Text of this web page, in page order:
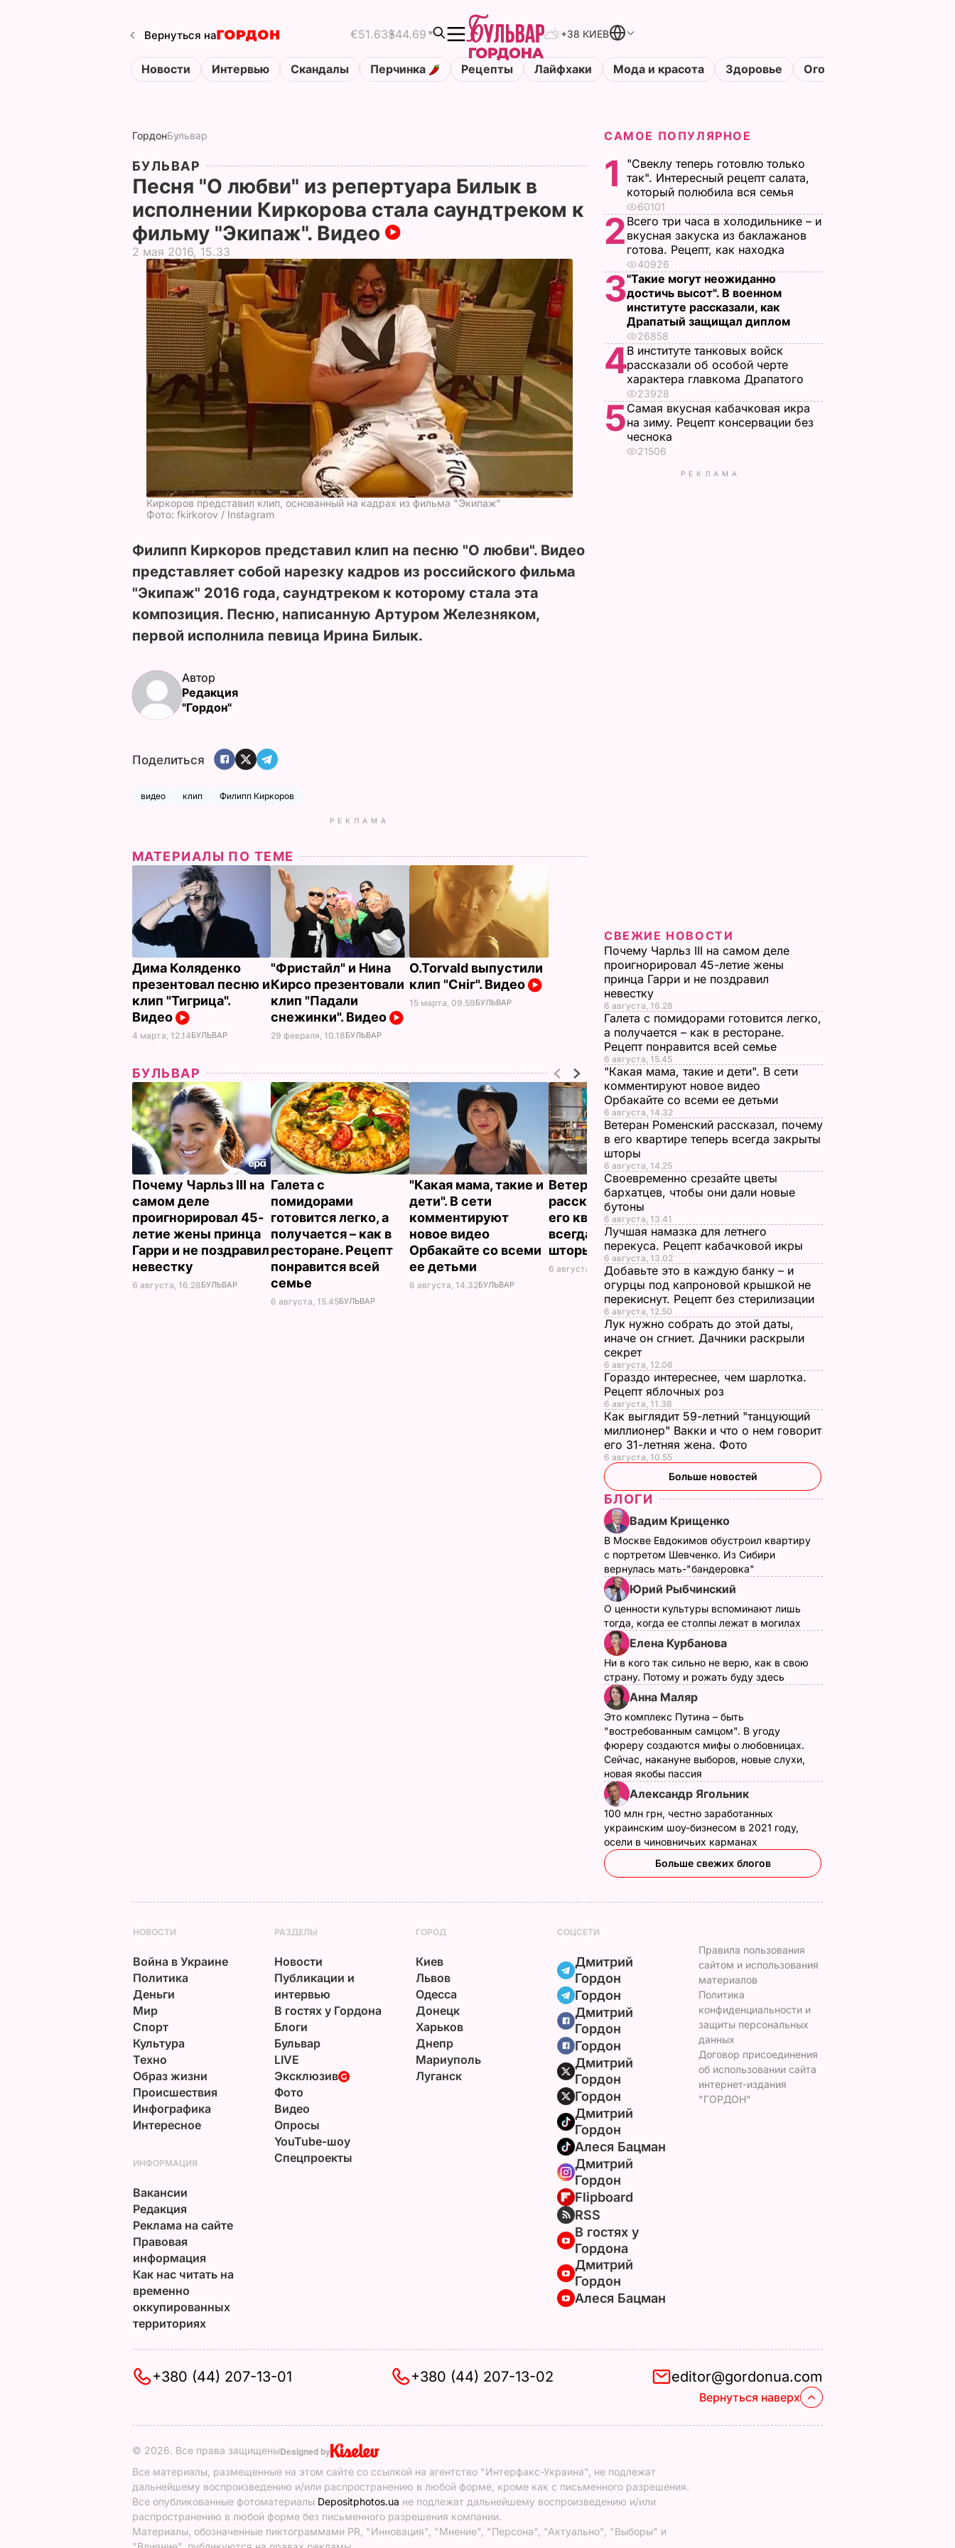
Вернуться на €51.63$44.69 +38 КИЕВ
Новости Интервью Скандалы Перчинка Рецепты Лайфхаки Мода и красота Здоровье Огороды
ГордонБульвар
БУЛЬВАР
Песня "О любви" из репертуара Билык в
исполнении Киркорова стала саундтреком к
фильму "Экипаж". Видео
2 мая 2016, 15.33
Киркоров представил клип, основанный на кадрах из фильма "Экипаж"
Фото: fkirkorov / Instagram
Филипп Киркоров представил клип на песню "О любви". Видео
представляет собой нарезку кадров из российского фильма
"Экипаж" 2016 года, саундтреком к которому стала эта
композиция. Песню, написанную Артуром Железняком,
первой исполнила певица Ирина Билык.
Автор
Редакция
"Гордон"
Поделиться
видео клип Филипп Киркоров
РЕКЛАМА
МАТЕРИАЛЫ ПО ТЕМЕ
Дима Коляденко
презентовал песню и
клип "Тигрица".
Видео
4 марта, 12.14БУЛЬВАР
"Фристайл" и Нина
Кирсо презентовали
клип "Падали
снежинки". Видео
29 февраля, 10.18БУЛЬВАР
O.Torvald выпустили
клип "Сніг". Видео
15 марта, 09.59БУЛЬВАР
БУЛЬВАР
Почему Чарльз III на
самом деле
проигнорировал 45-
летие жены принца
Гарри и не поздравил
невестку
6 августа, 16.28БУЛЬВАР
Галета с
помидорами
готовится легко, а
получается – как в
ресторане. Рецепт
понравится всей
семье
6 августа, 15.45БУЛЬВАР
"Какая мама, такие и
дети". В сети
комментируют
новое видео
Орбакайте со всеми
ее детьми
6 августа, 14.32БУЛЬВАР
Ветеран Роменский
рассказал, почему в
его квартире теперь
всегда закрыты
шторы
6 августа, 14.25БУЛЬВАР
Своевременно
срезайте цветы
они дали новые
бутоны
6 августа, 13.41БУЛЬВАР
САМОЕ ПОПУЛЯРНОЕ
1
"Свеклу теперь готовлю только
так". Интересный рецепт салата,
который полюбила вся семья
60101
2 Всего три часа в холодильнике – и
вкусная закуска из баклажанов
готова. Рецепт, как находка
40926
3"Такие могут неожиданно
достичь высот". В военном
институте рассказали, как
Драпатый защищал диплом
26858
4В институте танковых войск
рассказали об особой черте
характера главкома Драпатого
23928
5Самая вкусная кабачковая икра
на зиму. Рецепт консервации без
чеснока
21506
РЕКЛАМА
СВЕЖИЕ НОВОСТИ
Почему Чарльз III на самом деле
проигнорировал 45-летие жены
принца Гарри и не поздравил
невестку
6 августа, 16.28
Галета с помидорами готовится легко,
а получается – как в ресторане.
Рецепт понравится всей семье
6 августа, 15.45
"Какая мама, такие и дети". В сети
комментируют новое видео
Орбакайте со всеми ее детьми
6 августа, 14.32
Ветеран Роменский рассказал, почему
в его квартире теперь всегда закрыты
шторы
6 августа, 14.25
Своевременно срезайте цветы
бархатцев, чтобы они дали новые
бутоны
6 августа, 13.41
Лучшая намазка для летнего
перекуса. Рецепт кабачковой икры
6 августа, 13.02
Добавьте это в каждую банку – и
огурцы под капроновой крышкой не
перекиснут. Рецепт без стерилизации
6 августа, 12.50
Лук нужно собрать до этой даты,
иначе он сгниет. Дачники раскрыли
секрет
6 августа, 12.06
Гораздо интереснее, чем шарлотка.
Рецепт яблочных роз
6 августа, 11.36
Как выглядит 59-летний "танцующий
миллионер" Вакки и что о нем говорит
его 31-летняя жена. Фото
6 августа, 10.55
Больше новостей
БЛОГИ
Вадим Крищенко
В Москве Евдокимов обустроил квартиру
с портретом Шевченко. Из Сибири
вернулась мать-"бандеровка"
Юрий Рыбчинский
О ценности культуры вспоминают лишь
тогда, когда ее столпы лежат в могилах
Елена Курбанова
Ни в кого так сильно не верю, как в свою
страну. Потому и рожать буду здесь
Анна Маляр
Это комплекс Путина – быть
"востребованным самцом". В угоду
фюреру создаются мифы о любовницах.
Сейчас, накануне выборов, новые слухи,
новая якобы пассия
Александр Ягольник
100 млн грн, честно заработанных
украинским шоу-бизнесом в 2021 году,
осели в чиновничьих карманах
Больше свежих блогов
НОВОСТИ
Война в Украине
Политика
Деньги
Мир
Спорт
Культура
Техно
Образ жизни
Происшествия
Инфографика
Интересное
РАЗДЕЛЫ
Новости
Публикации и
интервью
В гостях у Гордона
Блоги
Бульвар
LIVE
Эксклюзив
Фото
Видео
Опросы
YouTube-шоу
Спецпроекты
ГОРОД
Киев
Львов
Одесса
Донецк
Харьков
Днепр
Мариуполь
Луганск
СОЦСЕТИ
Дмитрий
Гордон
Гордон
Дмитрий
Гордон
Гордон
Дмитрий
Гордон
Гордон
Дмитрий
Гордон
Алеся Бацман
Дмитрий
Гордон
Flipboard
RSS
В гостях у
Гордона
Дмитрий
Гордон
Алеся Бацман
ИНФОРМАЦИЯ
Вакансии
Редакция
Реклама на сайте
Правовая
информация
Как нас читать на
временно
оккупированных
территориях
Правила пользования
сайтом и использования
материалов
Политика
конфиденциальности и
защиты персональных
данных
Договор присоединения
об использовании сайта
интернет-издания
"ГОРДОН"
+380 (44) 207-13-01 +380 (44) 207-13-02 editor@gordonua.com
Вернуться наверх
© 2026. Все права защищеныDesigned by
Все материалы, размещенные на этом сайте со ссылкой на агентство "Интерфакс-Украина", не подлежат
дальнейшему воспроизведению и/или распространению в любой форме, кроме как с письменного разрешения.
Все опубликованные фотоматериалы Depositphotos.ua не подлежат дальнейшему воспроизведению и/или
распространению в любой форме без письменного разрешения компании.
Материалы, обозначенные пиктограммами PR, "Инновация", "Мнение", "Персона", "Актуально", "Выборы" и